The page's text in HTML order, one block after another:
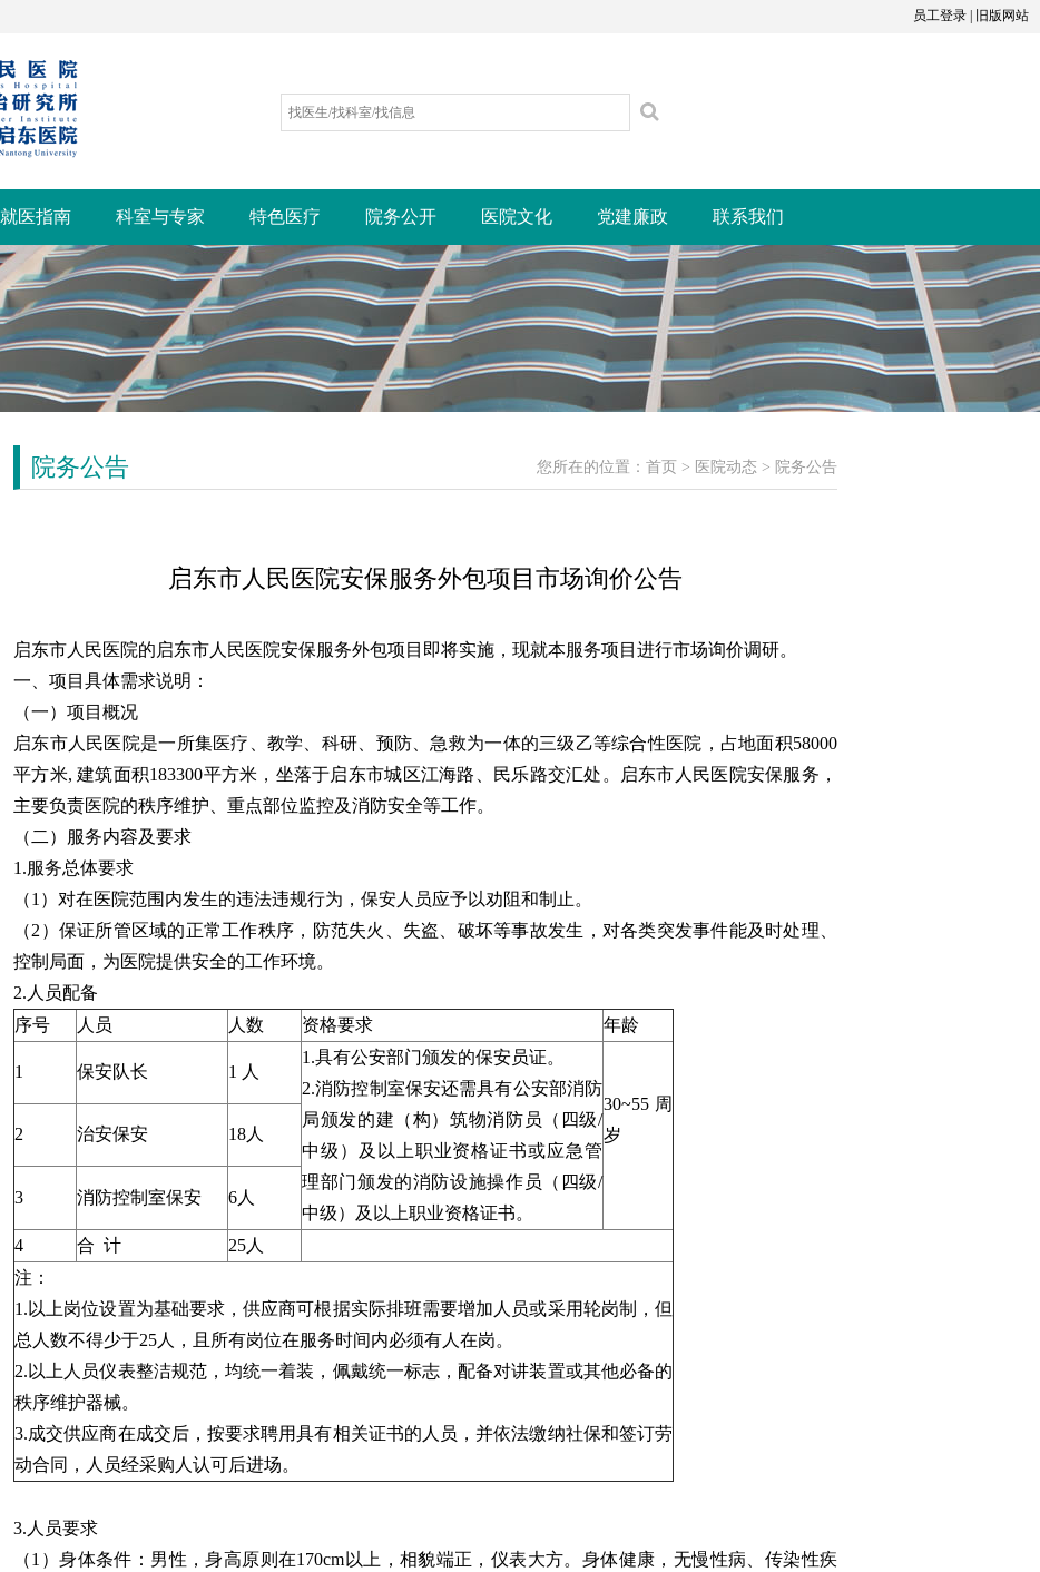
员工登录 旧版网站
就医指南 科室与专家 特色医疗 院务公开 医院文化 党建廉政 联系我们
院务公告 您所在的位置： 首页 > 医院动态 > 院务公告
启东市人民医院安保服务外包项目市场询价公告
启东市人民医院的启东市人民医院安保服务外包项目即将实施，现就本服务项目进行市场询价调研。
一、 项目具体需求说明：
（一）项目概况
启东市人民医院是一所集医疗、教学、科研、预防、急救为一体的三级乙等综合性医院，占地面积58000
平方米, 建筑面积183300平方米，坐落于启东市城区江海路、民乐路交汇处。启东市人民医院安保服务，
主要负责医院的秩序维护、重点部位监控及消防安全等工作。
（二）服务内容及要求
1.服务总体要求
（1）对在医院范围内发生的违法违规行为，保安人员应予以劝阻和制止。
（2）保证所管区域的正常工作秩序，防范失火、失盗、破坏等事故发生，对各类突发事件能及时处理、
控制局面，为医院提供安全的工作环境。
2.人员配备
序号
人员 人数 资格要求 年龄
1 保安队长 1 人
1.具有公安部门颁发的保安员证。
2.消防控制室保安还需具有公安部消防
局颁发的建（构）筑物消防员（四级/
中级）及以上职业资格证书或应急管
理部门颁发的消防设施操作员（四级/
中级）及以上职业资格证书。
30~55周
岁
2 治安保安 18人
3 消防控制室保安 6人
4 合 计
25人
注：
1.以上岗位设置为基础要求，供应商可根据实际排班需要增加人员或采用轮岗制，但
总人数不得少于25人，且所有岗位在服务时间内必须有人在岗。
2.以上人员仪表整洁规范，均统一着装，佩戴统一标志，配备对讲装置或其他必备的
秩序维护器械。
3.成交供应商在成交后，按要求聘用具有相关证书的人员，并依法缴纳社保和签订劳
动合同，人员经采购人认可后进场。
3.人员要求
（1）身体条件：男性，身高原则在170cm以上，相貌端正，仪表大方。身体健康，无慢性病、传染性疾